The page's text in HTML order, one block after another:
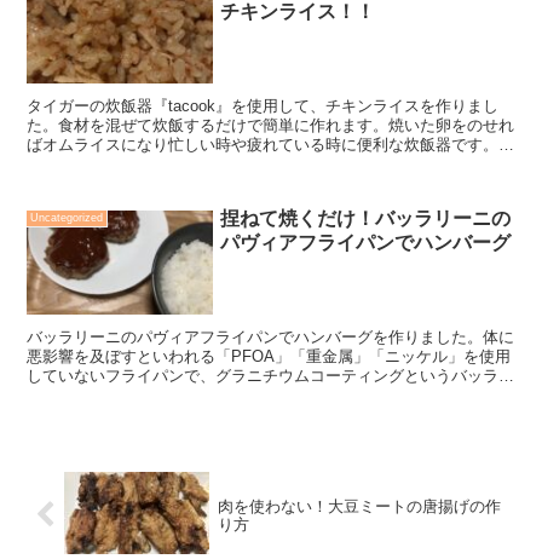
チキンライス！！
タイガーの炊飯器『tacook』を使用して、チキンライスを作りまし
た。食材を混ぜて炊飯するだけで簡単に作れます。焼いた卵をのせれ
ばオムライスになり忙しい時や疲れている時に便利な炊飯器です。チ
Uncategorized
捏ねて焼くだけ！バッラリーニの
パヴィアフライパンでハンバーグ
バッラリーニのパヴィアフライパンでハンバーグを作りました。体に
悪影響を及ぼすといわれる「PFOA」「重金属」「ニッケル」を使用
していないフライパンで、グラニチウムコーティングというバッラリ
肉を使わない！大豆ミートの唐揚げの作
り方